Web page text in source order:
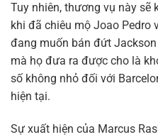
Tuy nhiên, thương vụ này sẽ
khi đã chiêu mộ Joao Pedro
đang muốn bán đứt
mà họ đưa ra được cho là
số không nhỏ đối với
hiện tại.
Sự xuất hiện của Marcus